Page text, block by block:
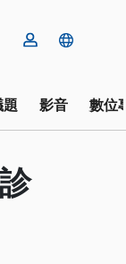
影音 數位